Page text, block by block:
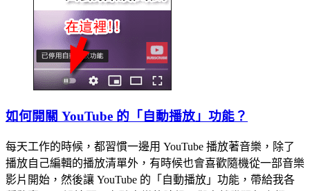
如何開關 YouTube 的「自動播放」功能？
每天工作的時候，都習慣一邊用 YouTube 播放著音樂，除了
播放自己編輯的播放清單外，有時候也會喜歡隨機從一部音樂
影片開始，然後讓 YouTube 的「自動播放」功能，帶給我各